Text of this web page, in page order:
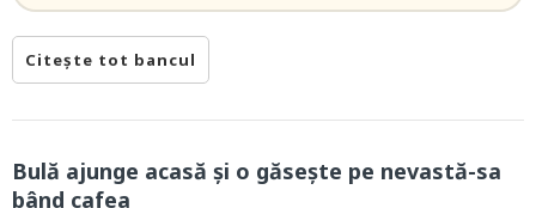
Citește tot bancul
Bulă ajunge acasă și o găsește pe nevastă-sa
bând cafea